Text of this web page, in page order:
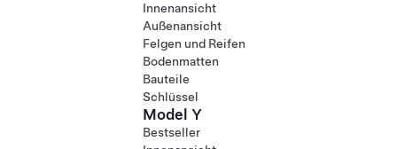
Innenansicht
Außenansicht
Felgen und Reifen
Bodenmatten
Bauteile
Schlüssel
Model Y
Bestseller